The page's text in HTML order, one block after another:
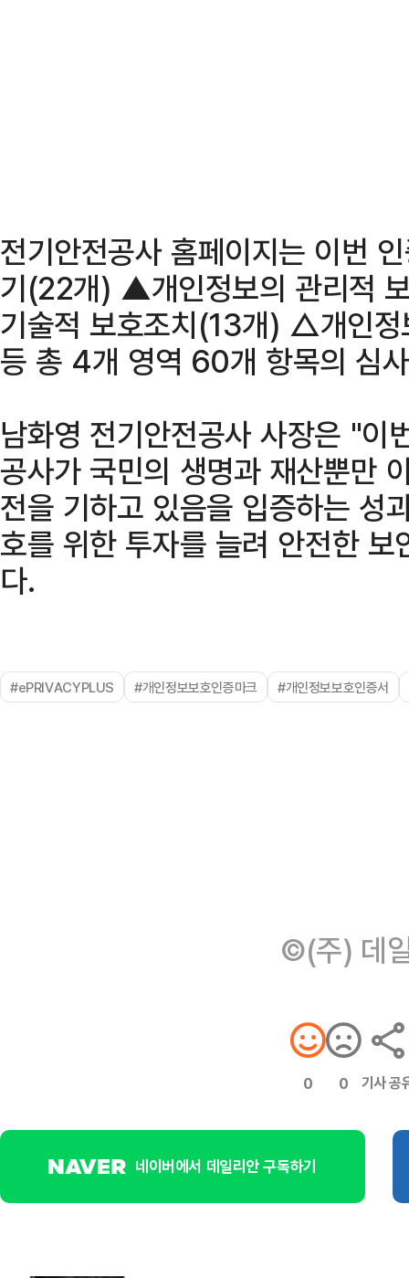
전기안전공사 홈페이지는 이번
기(22개) ▲개인정보의 관리적
기술적 보호조치(13개) △개인
등 총 4개 영역 60개 항목의 심
남화영 전기안전공사 사장은 "이
공사가 국민의 생명과 재산뿐만
전을 기하고 있음을 입증하는 성
호를 위한 투자를 늘려 안전한
다.
#ePRIVACYPLUS #개인정보보호인증마크 #개인정보보호인증서
©(주) 데
0 0 기사 공
네이버에서 데일리안 구독하기